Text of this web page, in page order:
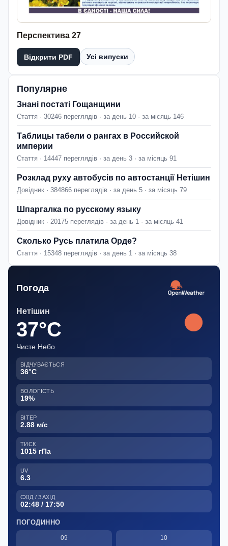
Перспектива 27
Відкрити PDF Усі випуски
Популярне
Знані постаті Гощанщини
Стаття · 30246 переглядів · за день 10 · за місяць 146
Таблицы табели о рангах в Российской
империи
Стаття · 14447 переглядів · за день 3 · за місяць 91
Розклад руху автобусів по автостанції Нетішин
Довідник · 384866 переглядів · за день 5 · за місяць 79
Шпаргалка по русскому языку
Довідник · 20175 переглядів · за день 1 · за місяць 41
Сколько Русь платила Орде?
Стаття · 15348 переглядів · за день 1 · за місяць 38
Погода
Нетішин
37°C
Чисте Небо
ВІДЧУВАЄТЬСЯ
36°C
ВОЛОГІСТЬ
19%
ВІТЕР
2.88 м/с
ТИСК
1015 гПа
UV
6.3
СХІД / ЗАХІД
02:48 / 17:50
ПОГОДИННО
09 10